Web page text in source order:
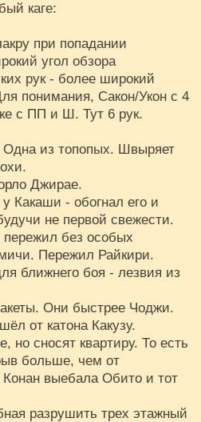
каге:
при попадании
угол обзора
рук - более широкий
понимания, Сакон/Укон с 4
с ПП и Ш. Тут 6 рук.
из топопых. Швыряет
Джирае.
Какаши - обогнал его и
не первой свежести.
пережил без особых
Пережил Райкири.
ближнего боя - лезвия из
Они быстрее Чоджи.
от катона Какузу.
но сносят квартиру. То есть
больше, чем от
выебала Обито и тот
разрушить трех этажный